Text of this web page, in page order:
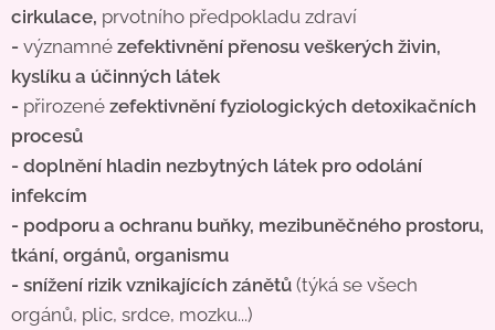
cirkulace, prvotního předpokladu zdraví
- významné zefektivnění přenosu veškerých živin,
kyslíku a účinných látek
- přirozené zefektivnění fyziologických detoxikačních
procesů
- doplnění hladin nezbytných látek pro odolání
infekcím
- podporu a ochranu buňky, mezibuněčného prostoru,
tkání, orgánů, organismu
- snížení rizik vznikajících zánětů (týká se všech
orgánů, plic, srdce, mozku...)